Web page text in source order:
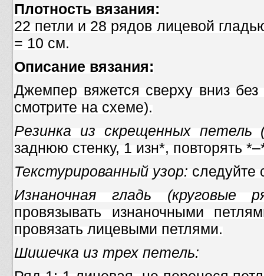
Плотность вязания:
22 петли и 28 рядов лицевой
= 10 см.
Описание вязания:
Джемпер вяжется сверху вниз
смотрите на схеме).
Резинка из скрещенных петель
заднюю стенку, 1 изн*, повторять
Текстурированный узор: следуйте
Изнаночная гладь (круговые
провязывать изнаночными
провязать лицевыми петлями.
Шишечка из трех петель: